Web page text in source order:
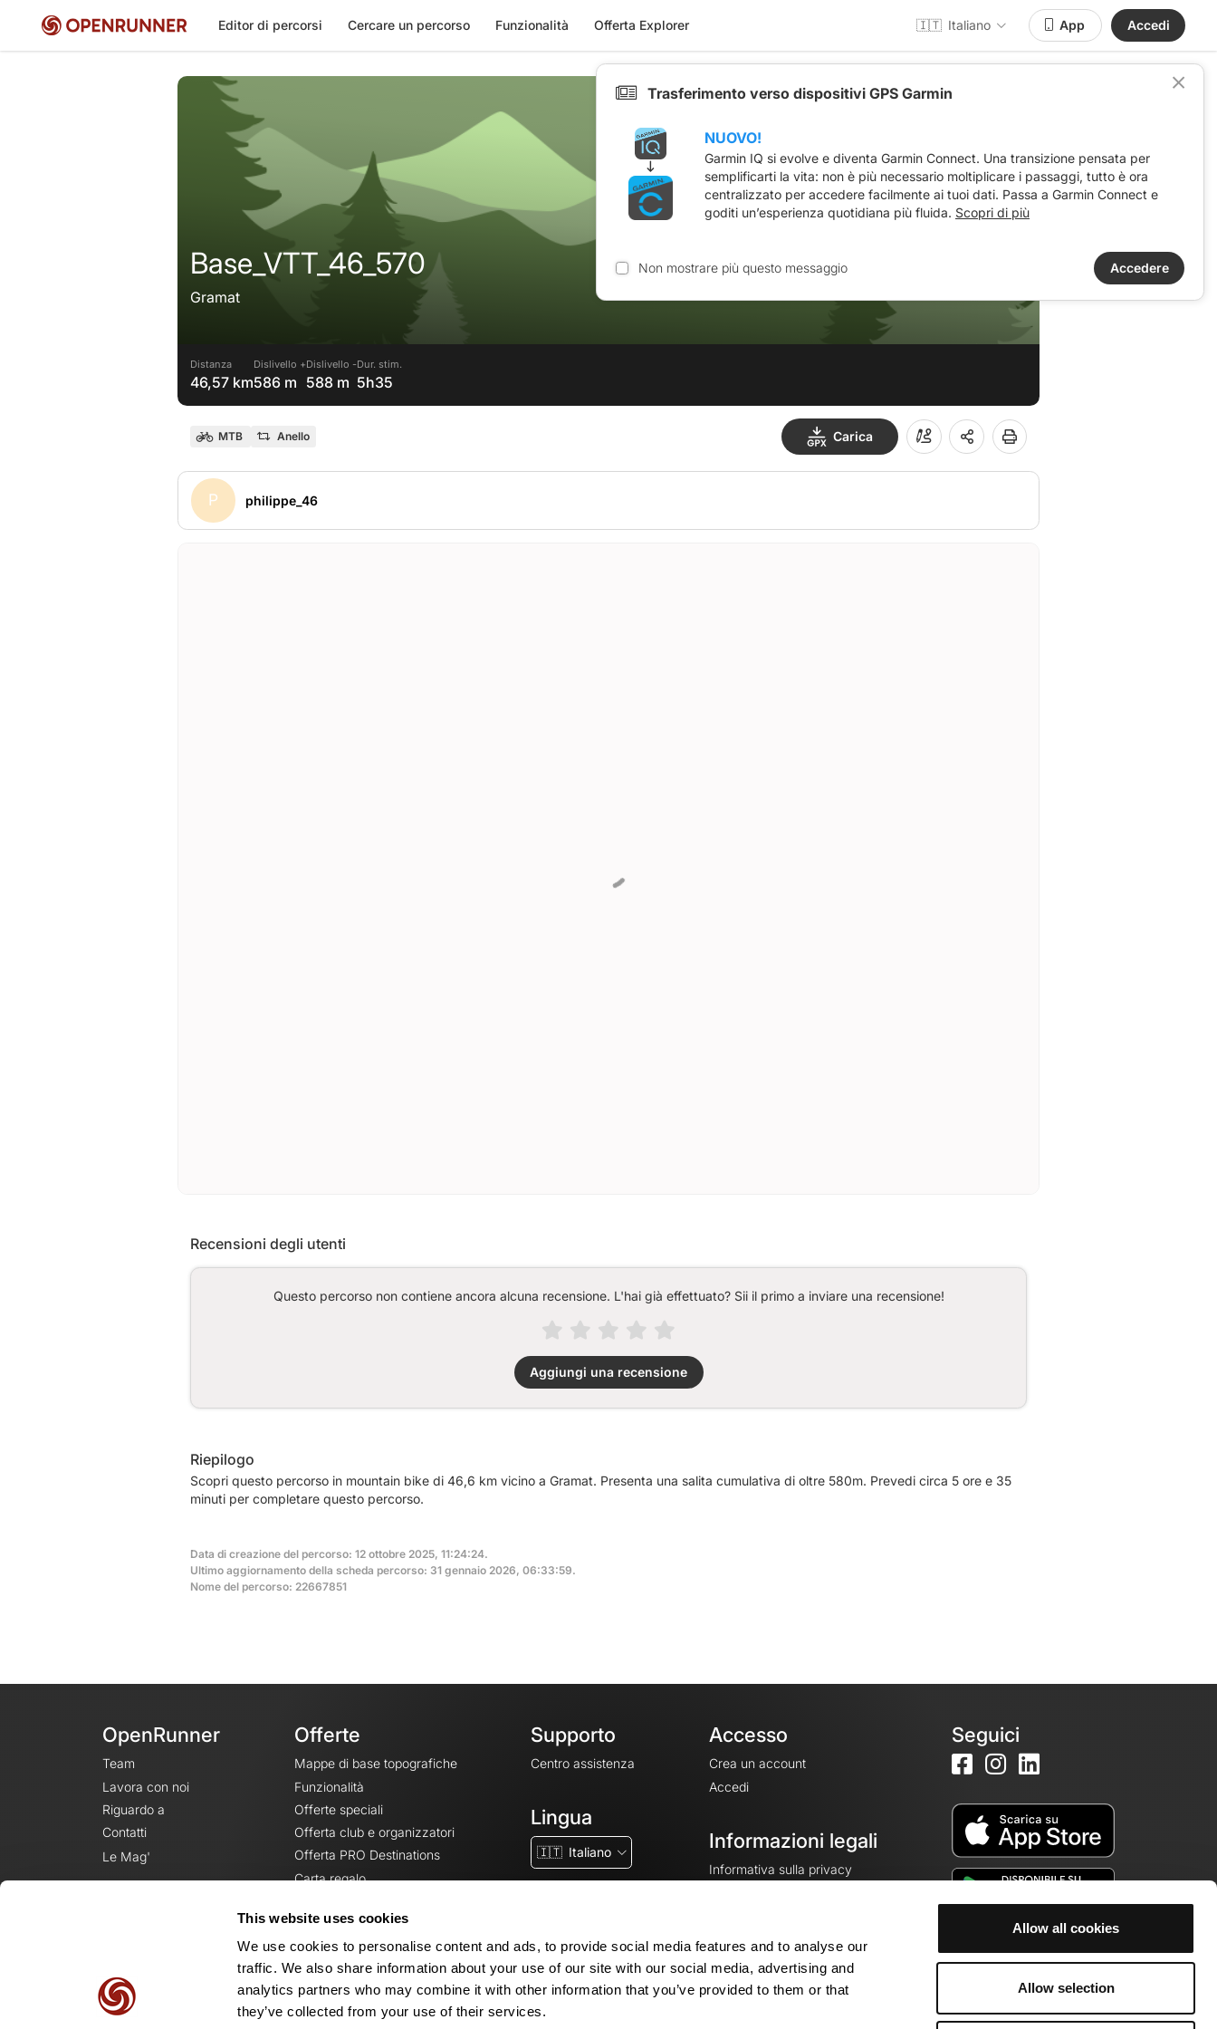
This website uses cookies
We use cookies to personalise content and ads, to provide social media features and to analyse our
traffic. We also share information about your use of our site with our social media, advertising and
analytics partners who may combine it with other information that you’ve provided to them or that
they’ve collected from your use of their services.
Allow all cookies
Allow selection
Editor di percorsi Cercare un percorso Funzionalità Offerta Explorer 🇮🇹 Italiano App Accedi
Base_VTT_46_570
Gramat
Distanza
46,57 km
Dislivello +
586 m
Dislivello -
588 m
Dur. stim.
5h35
MTB Anello Carica
P philippe_46
Recensioni degli utenti
Questo percorso non contiene ancora alcuna recensione. L'hai già effettuato? Sii il primo a inviare una recensione!
Aggiungi una recensione
Riepilogo
Scopri questo percorso in mountain bike di 46,6 km vicino a Gramat. Presenta una salita cumulativa di oltre 580m. Prevedi circa 5 ore e 35
minuti per completare questo percorso.
Data di creazione del percorso: 12 ottobre 2025, 11:24:24.
Ultimo aggiornamento della scheda percorso: 31 gennaio 2026, 06:33:59.
Nome del percorso: 22667851
OpenRunner
Team
Lavora con noi
Riguardo a
Contatti
Le Mag'
Offerte
Mappe di base topografiche
Funzionalità
Offerte speciali
Offerta club e organizzatori
Offerta PRO Destinations
Carta regalo
Supporto
Centro assistenza
Lingua
🇮🇹 Italiano
Accesso
Crea un account
Accedi
Informazioni legali
Informativa sulla privacy
Impostazioni dei cookie
Seguici
Trasferimento verso dispositivi GPS Garmin
NUOVO!
Garmin IQ si evolve e diventa Garmin Connect. Una transizione pensata per
semplificarti la vita: non è più necessario moltiplicare i passaggi, tutto è ora
centralizzato per accedere facilmente ai tuoi dati. Passa a Garmin Connect e
goditi un’esperienza quotidiana più fluida. Scopri di più
Non mostrare più questo messaggio Accedere